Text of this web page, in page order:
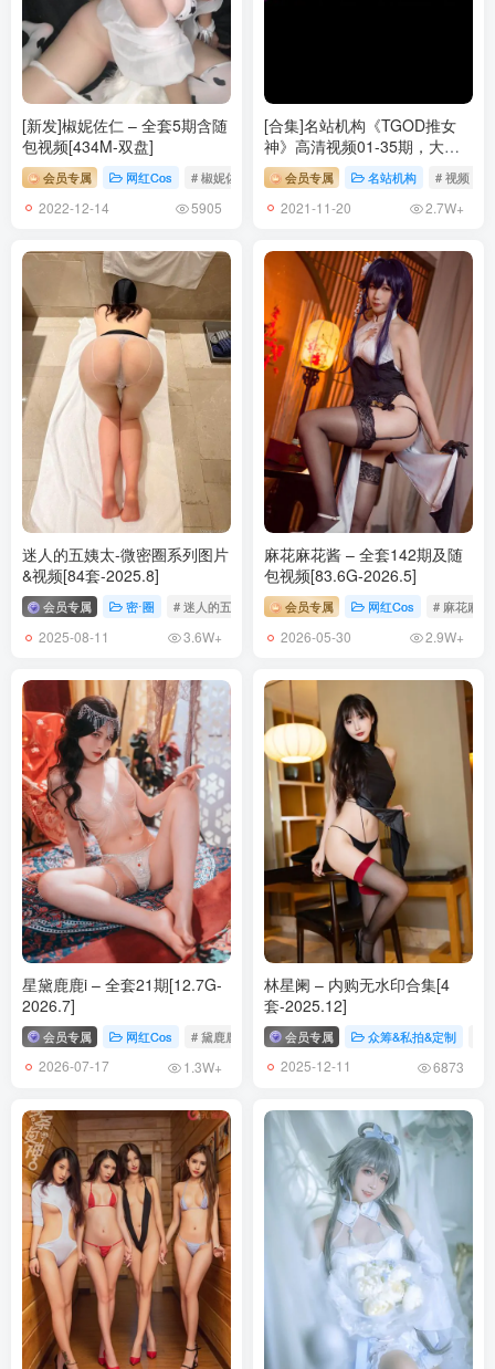
[6.8]
西园寺南歌 – NO.032 魔太郎 [106P-508M]
[4.5]
西园寺南歌 – NO.031 杨贵妃自拍 [19P+1V／55MB]
[1.28]
西园寺南歌 – NO.030 女仆本 天狼星[35P-144M]
[2024.1.15]
西园寺南歌 – NO.029 女仆本 可畏 [29P／187MB]
[12.9]
西园寺南歌 – NO.028 女仆本 贝尔法斯特[35P-247.2M]
[11.22]
西园寺南歌 – NO.027 牛牛奶牛[30P-127.3M]
[11.16]
西园寺南歌 – NO.026 牛牛毛衣[28P-229.6M]
[9.1更1]
西园寺南歌 – NO.025 堕修女[70P-9V-531.4M]
[8.5更1]
西园寺南歌 – NO.024 与班长的游戏[137P-8V-1.1G]
[2023.7.11更1]
西园寺南歌 – NO.023 碧蓝航线恶毒兔女郎[25P-10V-145M]
[2022.11.15更1]
西园寺南歌 – NO.022 竞泳史莱姆[70P+20V-3.32G]
[11.6更1]
西园寺南歌 – NO.021 堕修女 [62P3V-605MB]
西园寺南歌 NO.020 白色内衣&透明JK[70P-284.7MB]
[10.29更1]
西园寺南歌 NO.019 空姐[52P+10V-1.72G]
[10.20更1]
西园寺南歌 – NO.018 主人的任务2.0 [52P12V-2.61GB]
[10.17更1]
[新发]椒妮佐仁 – 全套5期含随
包视频[434M-双盘]
会员专属 网红Cos # 椒妮佐仁
2022-12-14 5905
[合集]名站机构《TGOD推女
神》高清视频01-35期，大小
8.95GB
会员专属 名站机构 # 视频
2021-11-20 2.7W+
迷人的五姨太-微密圈系列图片
&视频[84套-2025.8]
会员专属 密⋅圈 # 迷人的五姨太
2025-08-11 3.6W+
麻花麻花酱 – 全套142期及随
包视频[83.6G-2026.5]
会员专属 网红Cos # 麻花麻花
2026-05-30 2.9W+
星黛鹿鹿i – 全套21期[12.7G-
2026.7]
会员专属 网红Cos # 黛鹿鹿i
2026-07-17 1.3W+
林星阑 – 内购无水印合集[4
套-2025.12]
会员专属 众筹&私拍&定制
2025-12-11 6873